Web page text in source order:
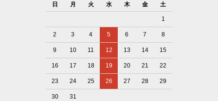
日
月 火 水 木 金 土
1
2 3 4 5 6 7 8
9 10 11 12 13 14 15
16 17 18 19 20 21 22
23 24 25 26 27 28 29
30 31